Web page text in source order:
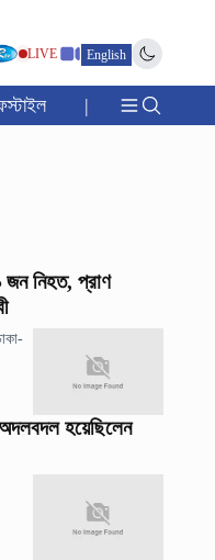
LIVE English
|
জন নিহত, প্রাণ
হয়েছিলেন